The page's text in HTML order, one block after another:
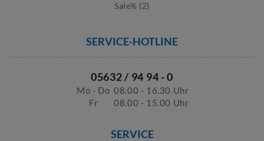
Sale% (2)
SERVICE-HOTLINE
05632 / 94 94 - 0
Mo - Do 08.00 - 16.30 Uhr
Fr
08.00 - 15.00 Uhr
SERVICE